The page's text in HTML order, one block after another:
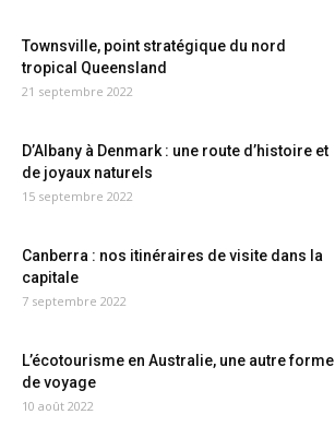
Townsville, point stratégique du nord
tropical Queensland
21 septembre 2022
D’Albany à Denmark : une route d’histoire et
de joyaux naturels
15 septembre 2022
Canberra : nos itinéraires de visite dans la
capitale
7 septembre 2022
L’écotourisme en Australie, une autre forme
de voyage
10 août 2022